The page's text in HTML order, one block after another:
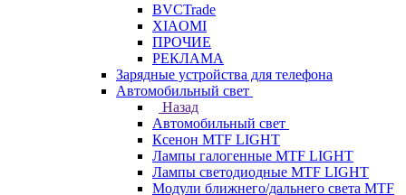
BVCTrade
XIAOMI
ПРОЧИЕ
РЕКЛАМА
Зарядные устройства для телефона
Автомобильный свет
Назад
Автомобильный свет
Ксенон MTF LIGHT
Лампы галогенные MTF LIGHT
Лампы светодиодные MTF LIGHT
Модули ближнего/дальнего света MTF